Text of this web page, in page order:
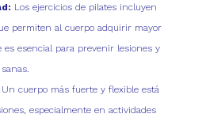
Los ejercicios de pilates incluyen
permiten al cuerpo adquirir mayor
es esencial para prevenir lesiones y
Un cuerpo más fuerte y flexible está
especialmente en actividades